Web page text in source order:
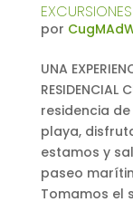
por
UNA
residencia
playa,
estamos y
paseo
Tomamos el